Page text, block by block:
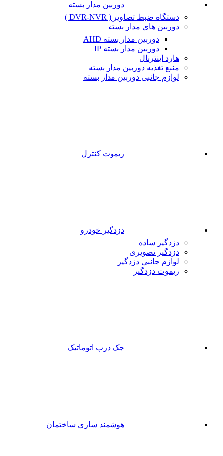
دوربین مدار بسته
دستگاه ضبط تصاویر ( DVR-NVR )
دوربین های مدار بسته
دوربین مدار بسته AHD
دوربین مدار بسته IP
هارد اینترنال
منبع تغذیه دوربین مدار بسته
لوازم جانبی دوربین مدار بسته
ریموت کنترل
دزدگیر خودرو
دزدگیر ساده
دزدگیر تصویری
لوازم جانبی دزدگیر
ریموت دزدگیر
جک درب اتوماتیک
هوشمند سازی ساختمان